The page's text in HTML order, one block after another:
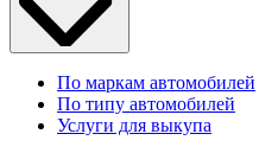
По маркам автомобилей
По типу автомобилей
Услуги для выкупа